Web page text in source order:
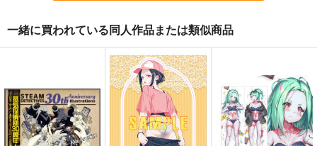
神座万象・第十四機
関
専売 2,178円（税込）
オリジナル
黒白のアヴェスター 4
神座万象・第十四機
関
専売 3,144円（税込）
オリジナル
≫B2タペストリー
【サークル：アニマル
マシーン】
アニマルマシーン
専売 2,750円（税込）
オリジナル
一緒に買われている同人作品または類似商品